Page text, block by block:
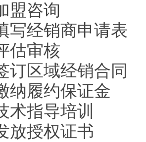
咨询
经销商申请表
审核
区域经销合同
履约保证金
指导培训
授权证书